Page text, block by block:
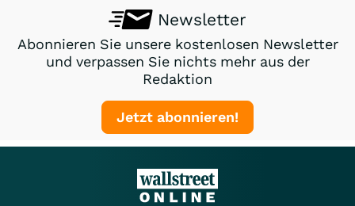
Newsletter
Abonnieren Sie unsere kostenlosen Newsletter
und verpassen Sie nichts mehr aus der
Redaktion
Jetzt abonnieren!